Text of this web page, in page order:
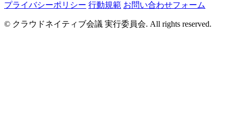
プライバシーポリシー 行動規範 お問い合わせフォーム
© クラウドネイティブ会議 実行委員会. All rights reserved.